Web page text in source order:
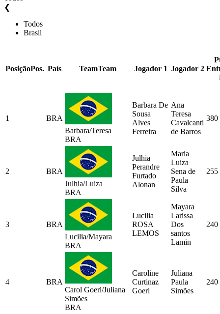
❮
Todos
Brasil
PosiçãoPos. País TeamTeam Jogador 1 Jogador 2
1
BRA
Barbara/Teresa
BRA
Barbara De
Sousa
Alves
Ferreira
Ana
Teresa
Cavalcanti
de Barros
380
2
BRA
Julhia/Luiza
BRA
Julhia
Perandre
Furtado
Alonan
Maria
Luiza
Sena de
Paula
Silva
255
3
BRA
Lucilia/Mayara
BRA
Lucilia
ROSA
LEMOS
Mayara
Larissa
Dos
santos
Lamin
240
4
BRA
Carol Goerl/Juliana
Simões
BRA
Caroline
Curtinaz
Goerl
Juliana
Paula
Simões
240